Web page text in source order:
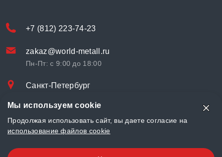
+7 (812) 223-74-23
zakaz@world-metall.ru
Пн-Пт: с 9:00 до 18:00
Санкт-Петербург
© «World Metall» 2025, Разработка и комплексное продвижение
"LCAgency"
Мы используем cookie
Продолжая использовать сайт, вы даете согласие на
использование файлов cookie